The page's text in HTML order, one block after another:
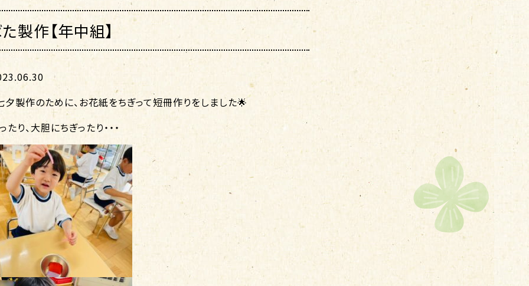
製作【年中組】
製作のために、お花紙をちぎって短冊作りをしました🌟
たり、大胆にちぎったり・・・